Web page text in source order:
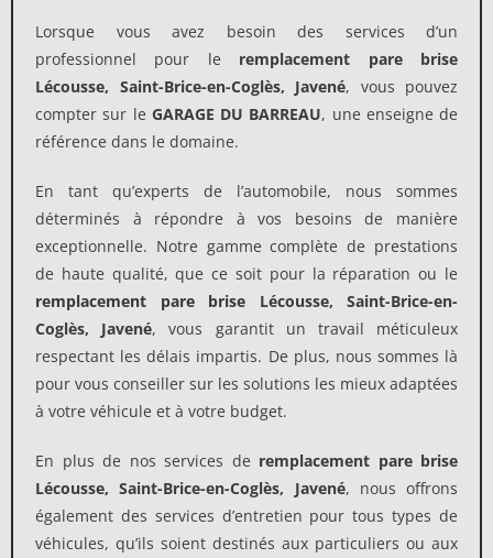
Lorsque vous avez besoin des services d’un
professionnel pour le remplacement pare brise
Lécousse, Saint-Brice-en-Coglès, Javené, vous pouvez
compter sur le GARAGE DU BARREAU, une enseigne de
référence dans le domaine.
En tant qu’experts de l’automobile, nous sommes
déterminés à répondre à vos besoins de manière
exceptionnelle. Notre gamme complète de prestations
de haute qualité, que ce soit pour la réparation ou le
remplacement pare brise Lécousse, Saint-Brice-en-
Coglès, Javené, vous garantit un travail méticuleux
respectant les délais impartis. De plus, nous sommes là
pour vous conseiller sur les solutions les mieux adaptées
à votre véhicule et à votre budget.
En plus de nos services de remplacement pare brise
Lécousse, Saint-Brice-en-Coglès, Javené, nous offrons
également des services d’entretien pour tous types de
véhicules, qu’ils soient destinés aux particuliers ou aux